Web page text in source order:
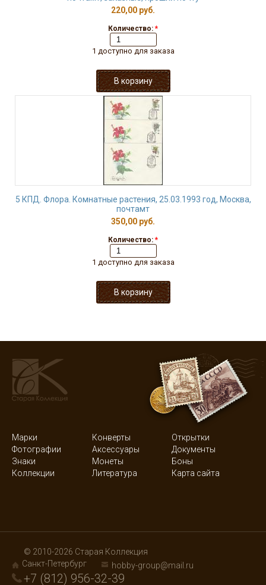
220,00 руб.
Количество: *
1 доступно для заказа
5 КПД. Флора. Комнатные растения, 25.03.1993 год, Москва,
почтамт
350,00 руб.
Количество: *
1 доступно для заказа
Марки Конверты
Открытки
Фотографии
Аксессуары
Документы
Знаки
Монеты
Боны
Коллекции
Литература Карта сайта
© 2010-2026 Старая Коллекция
Санкт-Петербург
hobby-group@mail.ru
+7 (812) 956-32-39